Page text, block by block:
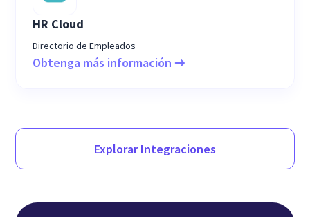
HR Cloud
Directorio de Empleados
Obtenga más información
Explorar Integraciones